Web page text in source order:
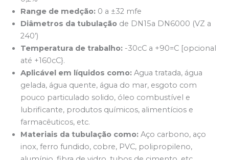
Range de medção: 0 a ±32 mfe
Diâmetros da tubulação de DN15a DN6000 (VZ a
240’)
Temperatura de trabalho: -30cC a +90=C [opcional
até +160cC}.
Aplicável em líquidos como: Agua tratada, água
gelada, água quente, água do mar, esgoto com
pouco particulado solido, óleo combustível e
lubrificante, produtos químicos, alimentícios e
farmacêuticos, etc.
Materiais da tubulação como: Aço carbono, aço
inox, ferro fundido, cobre, PVC, polipropileno,